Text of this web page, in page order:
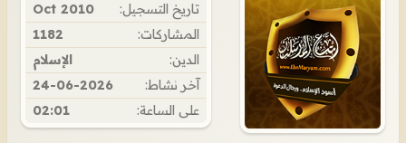
تاريخ التسجيل:
Oct 2010
المشاركات:
1182
الدين:
الإسلام
آخر نشاط:
24-06-2026
على الساعة:
02:01